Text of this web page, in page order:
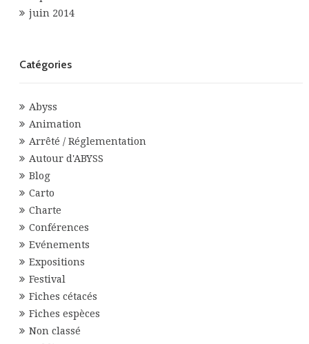
juin 2014
Catégories
Abyss
Animation
Arrêté / Réglementation
Autour d'ABYSS
Blog
Carto
Charte
Conférences
Evénements
Expositions
Festival
Fiches cétacés
Fiches espèces
Non classé